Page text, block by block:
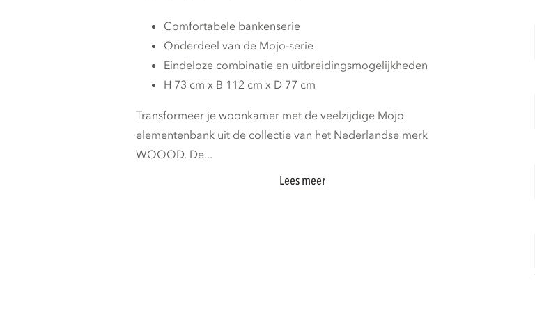
Comfortabele bankenserie
Onderdeel van de Mojo-serie
Eindeloze combinatie en uitbreidingsmogelijkheden
H 73 cm x B 112 cm x D 77 cm
Transformeer je woonkamer met de veelzijdige Mojo
elementenbank uit de collectie van het Nederlandse merk
WOOOD. De...
Lees meer